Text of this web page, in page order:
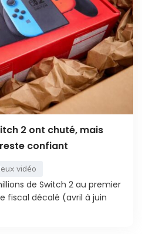
2 ont chuté, mais
confiant
vidéo
de Switch 2 au premier
fiscal décalé (avril à juin